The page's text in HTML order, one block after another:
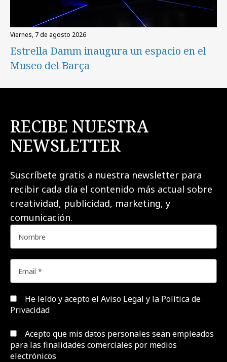
viernes, 7 de agosto 2026
Estrella Damm inaugura un espacio en el
Museo del Barça
RECIBE NUESTRA
NEWSLETTER
Suscríbete gratis a nuestra newsletter para
recibir cada día el contenido más actual sobre
creatividad, publicidad, marketing, y
comunicación.
He leído y acepto el Aviso Legal y la Política de
Privacidad
Acepto que mis datos personales sean empleados
para las finalidades comerciales por medios
electrónicos